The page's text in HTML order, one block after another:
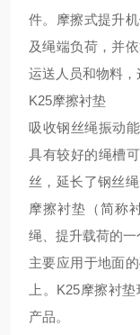
件。摩擦式提升
及绳端负荷，并
运送人员和物料，
K25摩擦衬垫
吸收钢丝绳振动
具有较好的绳槽
丝，延长了钢丝
摩擦衬垫（简称
绳、提升载荷的一
主要应用于地面
上。K25摩擦衬
产品。